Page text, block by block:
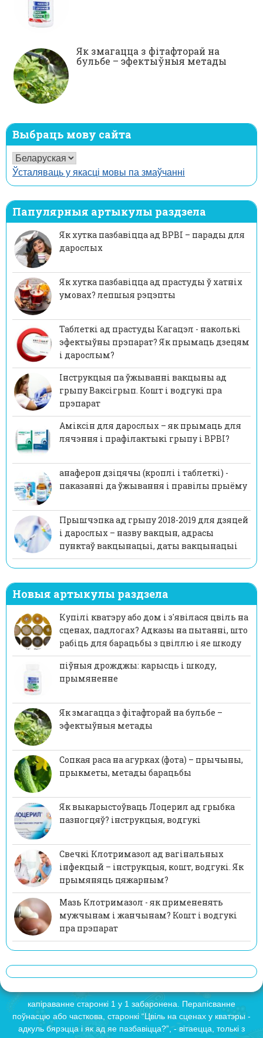
Як змагацца з фітафторай на
бульбе – эфектыўныя метады
Выбраць мову сайта
Ўсталяваць у якасці мовы па змаўчанні
Папулярныя артыкулы раздзела
Як хутка пазбавіцца ад ВРВІ – парады для
дарослых
Як хутка пазбавіцца ад прастуды ў хатніх
умовах? лепшыя рэцэпты
Таблеткі ад прастуды Кагацэл - наколькі
эфектыўны прэпарат? Як прымаць дзецям
і дарослым?
Інструкцыя па ўжыванні вакцыны ад
грыпу Ваксігрып. Кошт і водгукі пра
прэпарат
Аміксін для дарослых – як прымаць для
лячэння і прафілактыкі грыпу і ВРВІ?
анаферон дзіцячы (кроплі і таблеткі) -
паказанні да ўжывання і правілы прыёму
Прышчэпка ад грыпу 2018-2019 для дзяцей
і дарослых – назву вакцын, адрасы
пунктаў вакцынацыі, даты вакцынацыі
Новыя артыкулы раздзела
Купілі кватэру або дом і з'явілася цвіль на
сценах, падлогах? Адказы на пытанні, што
рабіць для барацьбы з цвіллю і яе шкоду
піўныя дрожджы: карысць і шкоду,
прымяненне
Як змагацца з фітафторай на бульбе –
эфектыўныя метады
Сопкая раса на агурках (фота) – прычыны,
прыкметы, метады барацьбы
Як выкарыстоўваць Лоцерил ад грыбка
пазногцяў? інструкцыя, водгукі
Свечкі Клотримазол ад вагінальных
інфекцый – інструкцыя, кошт, водгукі. Як
прымяняць цяжарным?
Мазь Клотримазол - як примененять
мужчынам і жанчынам? Кошт і водгукі
пра прэпарат
капіраванне старонкі 1 у 1 забаронена. Перапісванне
поўнасцю або часткова, старонкі “Цвіль на сценах у кватэры -
адкуль бярэцца і як ад яе пазбавіцца?”, - вітаецца, толькі з